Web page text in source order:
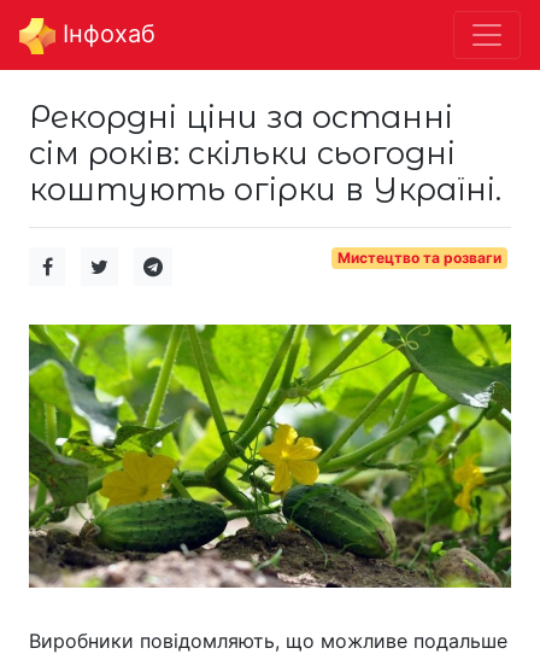
Інфохаб
Рекордні ціни за останні
сім років: скільки сьогодні
коштують огірки в Україні.
Мистецтво та розваги
Виробники повідомляють, що можливе подальше